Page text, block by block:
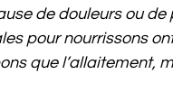
de douleurs ou de
pour nourrissons
que l’allaitement,